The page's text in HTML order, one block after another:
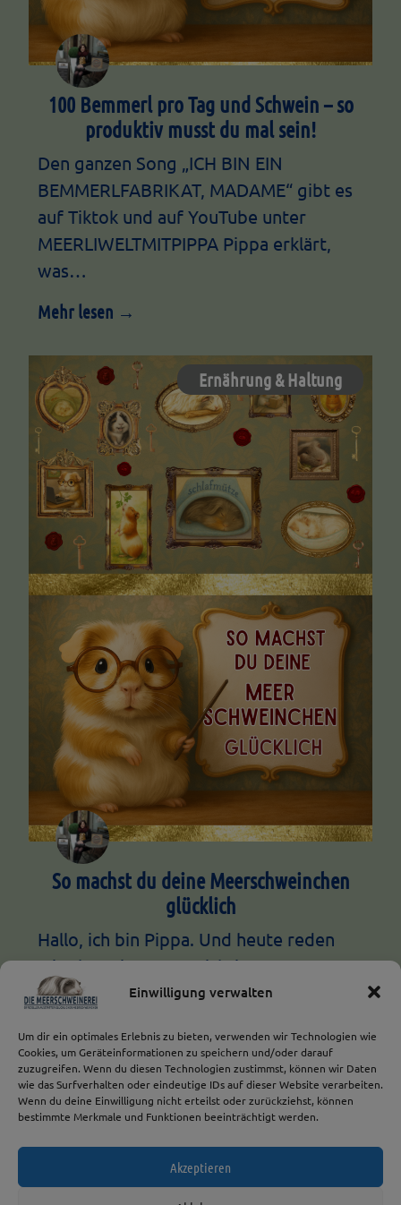
Einwilligung verwalten
Um dir ein optimales Erlebnis zu bieten, verwenden wir Technologien wie
Cookies, um Geräteinformationen zu speichern und/oder darauf
zuzugreifen. Wenn du diesen Technologien zustimmst, können wir Daten
wie das Surfverhalten oder eindeutige IDs auf dieser Website verarbeiten.
Wenn du deine Einwilligung nicht erteilst oder zurückziehst, können
bestimmte Merkmale und Funktionen beeinträchtigt werden.
Akzeptieren
100 Bemmerl pro Tag und Schwein – so
produktiv musst du mal sein!
Den ganzen Song „ICH BIN EIN
BEMMERLFABRIKAT, MADAME“ gibt es
auf Tiktok und auf YouTube unter
MEERLIWELTMITPIPPA Pippa erklärt,
was…
Mehr lesen →
Ernährung & Haltung
So machst du deine Meerschweinchen
glücklich
Hallo, ich bin Pippa. Und heute reden
wir über eine ganz wichtige Frage: Was
brauchen Meerschweinchen eigentlich,
Mehr lesen →